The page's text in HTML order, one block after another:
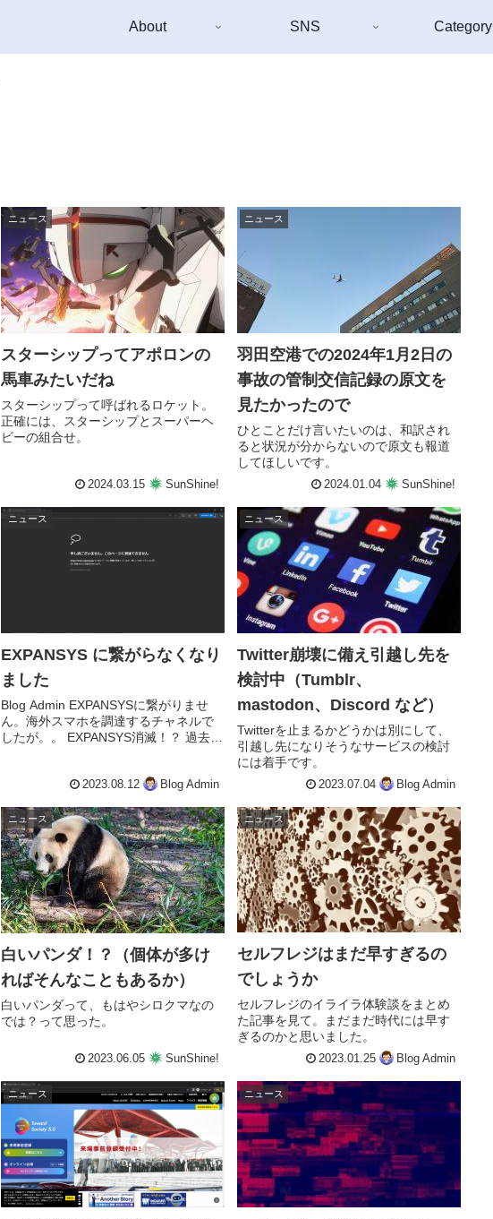
About SNS Category
ニュース
スターシップってアポロンの
馬車みたいだね
スターシップって呼ばれるロケット。
正確には、スターシップとスーパーヘ
ビーの組合せ。
2024.03.15 SunShine!
ニュース
羽田空港での2024年1月2日の
事故の管制交信記録の原文を
見たかったので
ひとことだけ言いたいのは、和訳され
ると状況が分からないので原文も報道
してほしいです。
2024.01.04 SunShine!
ニュース
EXPANSYS に繋がらなくなり
ました
Blog Admin EXPANSYSに繋がりませ
ん。海外スマホを調達するチャネルで
したが。。 EXPANSYS消滅！？ 過去に
す。 Amazonなどに押されてしまった
2023.08.12 Blog Admin
ニュース
Twitter崩壊に備え引越し先を
検討中（Tumblr、
mastodon、Discord など）
Twitterを止まるかどうかは別にして、
引越し先になりそうなサービスの検討
には着手です。
2023.07.04 Blog Admin
ニュース
白いパンダ！？（個体が多け
ればそんなこともあるか）
白いパンダって、もはやシロクマなの
では？って思った。
2023.06.05 SunShine!
ニュース
セルフレジはまだ早すぎるの
でしょうか
セルフレジのイライラ体験談をまとめ
た記事を見て。まだまだ時代には早す
ぎるのかと思いました。
2023.01.25 Blog Admin
ニュース ニュース